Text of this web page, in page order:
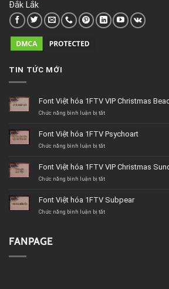
Đắk Lắk
TIN TỨC MỚI
Font Việt hóa 1FTV VIP Christmas
Chức năng bình luận bị tắtở
hóa
1FTV
Beach
Font Việt hóa 1FTV Psychoart
Chức năng bình luận bị tắtở
hóa
1FTV
Font Việt hóa 1FTV VIP Christmas
Chức năng bình luận bị tắtở
hóa
1FTV
Font Việt hóa 1FTV Subpear
Chức năng bình luận bị tắtở
FANPAGE